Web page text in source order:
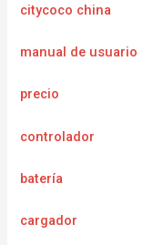
citycoco china
manual de usuario
precio
controlador
batería
cargador